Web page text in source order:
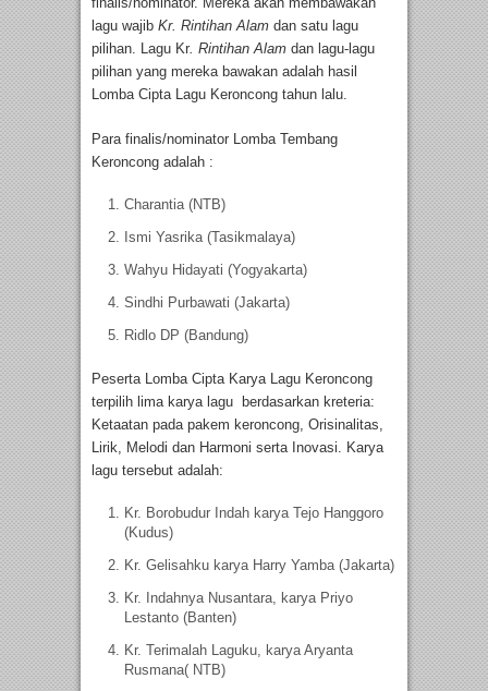
lagu wajib Kr. Rintihan Alam dan satu lagu
pilihan. Lagu Kr . Rintihan Alam dan lagu-lagu
pilihan yang mereka bawakan adalah hasil
Lomba Cipta Lagu Keroncong tahun lalu.
Para finalis/nominator Lomba Tembang
Keroncong adalah :
Charantia (NTB)
Ismi Yasrika (Tasikmalaya)
Wahyu Hidayati (Yogyakarta)
Sindhi Purbawati (Jakarta)
Ridlo DP (Bandung)
Peserta Lomba Cipta Karya Lagu Keroncong
terpilih lima karya lagu berdasarkan kreteria:
Ketaatan pada pakem keroncong, Orisinalitas,
Lirik, Melodi dan Harmoni serta Inovasi. Karya
lagu tersebut adalah:
Kr. Borobudur Indah karya Tejo Hanggoro
(Kudus)
Kr. Gelisahku karya Harry Yamba (Jakarta)
Kr. Indahnya Nusantara, karya Priyo
Lestanto (Banten)
Kr. Terimalah Laguku, karya Aryanta
Rusmana( NTB)